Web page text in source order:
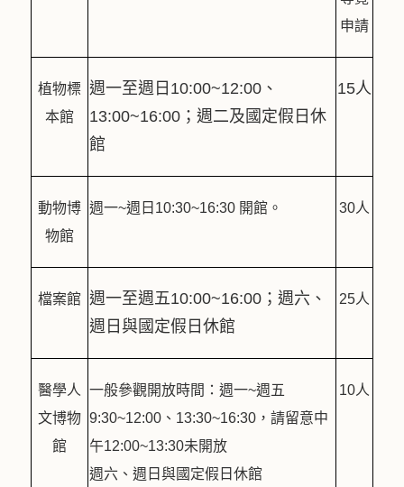
申請
植物標
本館
週一至週日10:00~12:00、
13:00~16:00；週二及國定假日休
館
15人
動物博
物館
週一~週日10:30~16:30 開館。 30人
檔案館 週一至週五10:00~16:00；週六、
週日與國定假日休館
25人
醫學人
文博物
館
一般參觀開放時間：週一~週五
9:30~12:00、13:30~16:30，請留意中
午12:00~13:30未開放
週六、週日與國定假日休館
10人